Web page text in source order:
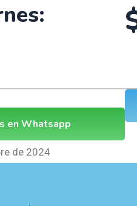
en Whatsapp
de 2024